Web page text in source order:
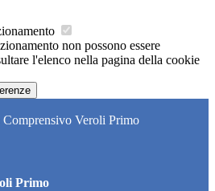
non possono essere
l'elenco nella pagina della cookie
Comprensivo Veroli Primo
Primo